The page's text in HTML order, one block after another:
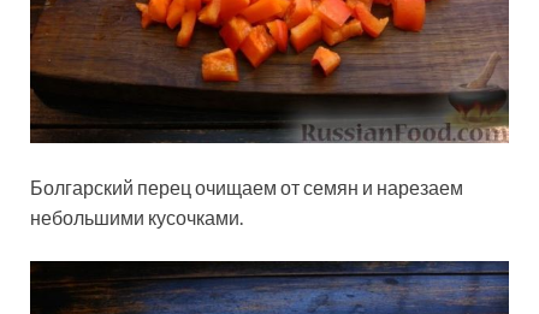
Болгарский перец очищаем от семян и нарезаем
небольшими кусочками.